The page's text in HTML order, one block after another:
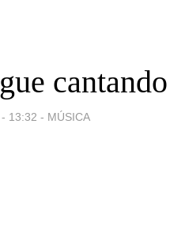
cantando
13:32 - MÚSICA